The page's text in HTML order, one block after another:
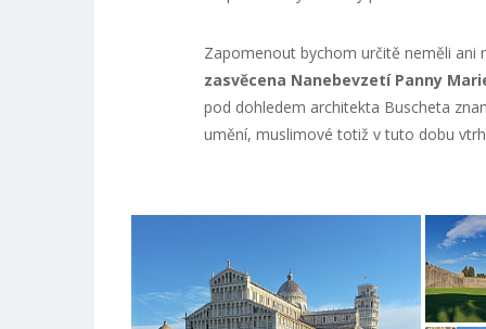
Zapomenout bychom určitě neměli ani
zasvěcena Nanebevzetí Panny
pod dohledem architekta Buscheta
umění, muslimové totiž v tuto dobu